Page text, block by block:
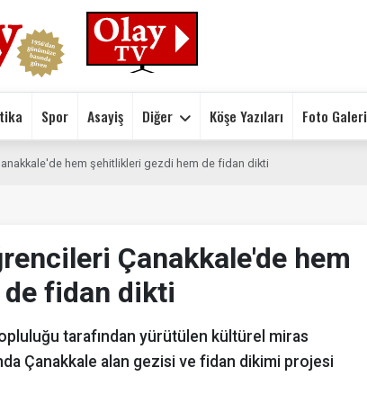
Spor Asayiş Diğer Köşe Yazıları Foto Galeri
hem şehitlikleri gezdi hem de fidan dikti
Çanakkale'de hem
fidan dikti
tarafından yürütülen kültürel miras
Çanakkale alan gezisi ve fidan dikimi projesi